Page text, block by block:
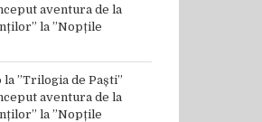
aventura de la
la ”Nopțile
la ”Trilogia de Paști”
aventura de la
la ”Nopțile